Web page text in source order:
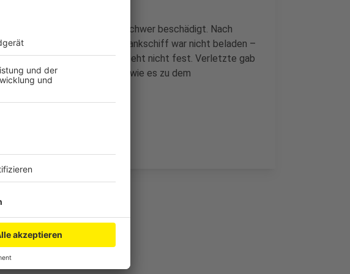
Fähre als auch der Anleger schwer beschädigt. Nach
etwa 100.000 Euro. Das Tankschiff war nicht beladen –
beschädigt wurde, steht nicht fest. Verletzte gab
Duisburg soll jetzt ermitteln, wie es zu dem